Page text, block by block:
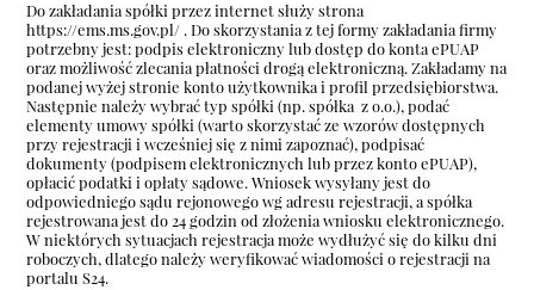
Do zakładania spółki przez internet służy strona
https://ems.ms.gov.pl/ . Do skorzystania z tej formy zakładania firmy
potrzebny jest: podpis elektroniczny lub dostęp do konta ePUAP
oraz możliwość zlecania płatności drogą elektroniczną. Zakładamy na
podanej wyżej stronie konto użytkownika i profil przedsiębiorstwa.
Następnie należy wybrać typ spółki (np. spółka z o.o.), podać
elementy umowy spółki (warto skorzystać ze wzorów dostępnych
przy rejestracji i wcześniej się z nimi zapoznać), podpisać
dokumenty (podpisem elektronicznych lub przez konto ePUAP),
opłacić podatki i opłaty sądowe. Wniosek wysyłany jest do
odpowiedniego sądu rejonowego wg adresu rejestracji, a spółka
rejestrowana jest do 24 godzin od złożenia wniosku elektronicznego.
W niektórych sytuacjach rejestracja może wydłużyć się do kilku dni
roboczych, dlatego należy weryfikować wiadomości o rejestracji na
portalu S24.